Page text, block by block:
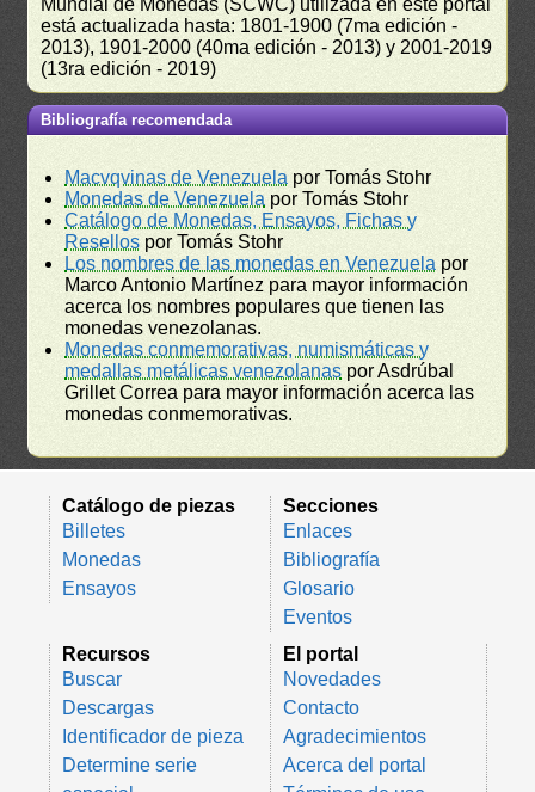
Mundial de Monedas (SCWC) utilizada en este portal
está actualizada hasta: 1801-1900 (7ma edición -
2013), 1901-2000 (40ma edición - 2013) y 2001-2019
(13ra edición - 2019)
Bibliografía recomendada
Macvqvinas de Venezuela por Tomás Stohr
Monedas de Venezuela por Tomás Stohr
Catálogo de Monedas, Ensayos, Fichas y
Resellos por Tomás Stohr
Los nombres de las monedas en Venezuela por
Marco Antonio Martínez para mayor información
acerca los nombres populares que tienen las
monedas venezolanas.
Monedas conmemorativas, numismáticas y
medallas metálicas venezolanas por Asdrúbal
Grillet Correa para mayor información acerca las
monedas conmemorativas.
Catálogo de piezas
Billetes
Monedas
Ensayos
Secciones
Enlaces
Bibliografía
Glosario
Eventos
Recursos
Buscar
Descargas
Identificador de pieza
Determine serie
El portal
Novedades
Contacto
Agradecimientos
Acerca del portal